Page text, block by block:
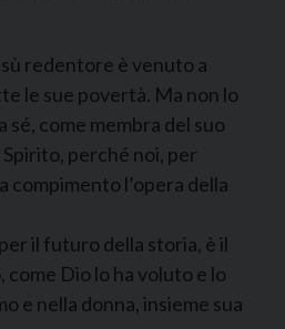
redentore è venuto a
le sue povertà. Ma non lo
sé, come membra del suo
perché noi, per
compimento l’opera della
il futuro della storia, è il
Dio lo ha voluto e lo
e nella donna, insieme sua